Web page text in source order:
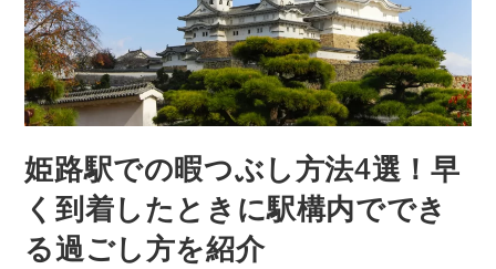
姫路駅での暇つぶし方法4選！早
く到着したときに駅構内ででき
る過ごし方を紹介